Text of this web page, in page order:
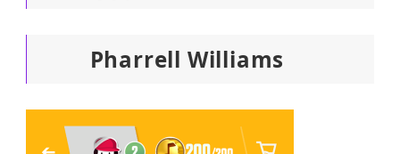
Pharrell Williams